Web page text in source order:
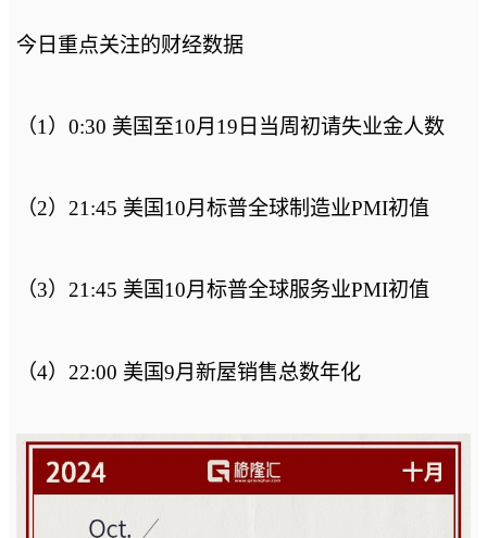
今日重点关注的财经数据
（1）0:30 美国至10月19日当周初请失业金人数
（2）21:45 美国10月标普全球制造业PMI初值
（3）21:45 美国10月标普全球服务业PMI初值
（4）22:00 美国9月新屋销售总数年化